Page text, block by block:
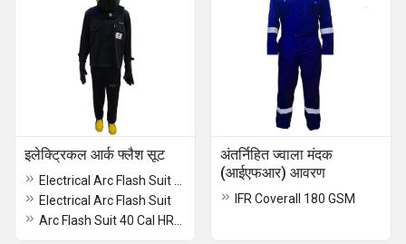
इलेक्ट्रिकल आर्क फ्लैश सूट
Electrical Arc Flash Suit
अंतर्निहित ज्वाला मंदक
(आईएफआर) आवरण
IFR Coverall 180 GSM